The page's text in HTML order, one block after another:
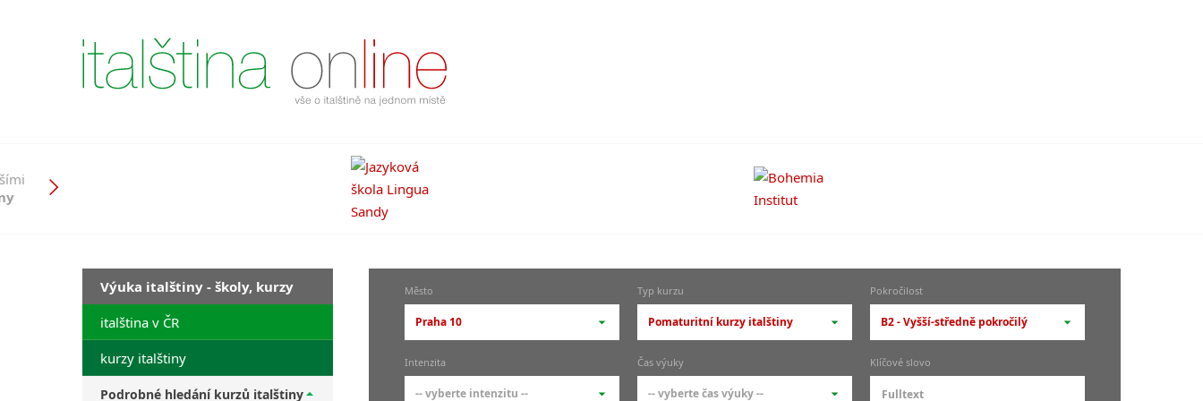
Výuka italštiny - školy, kurzy
italština v ČR
kurzy italštiny
Podrobné hledání kurzů italštiny
Město
Praha 10
-- vyberte město --
pražské městské části
Typ kurzu
Pomaturitní kurzy italštiny
-- vyberte typ --
základní členění kurzů
Pokročilost
B2 - Vyšší-středně pokročilý
-- vyberte pokročilost --
Intenzita
-- vyberte intenzitu --
Čas výuky
-- vyberte čas výuky --
Klíčové slovo